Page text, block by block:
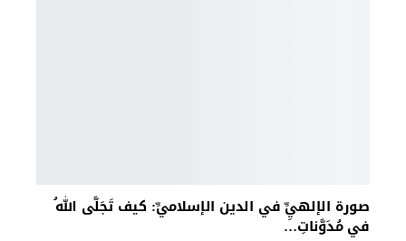
صورة الإلهيِِّ في الدين الإسلاميِّ: كيف تَجَلَّى اللهُ
في مُدَوَّناتِ…